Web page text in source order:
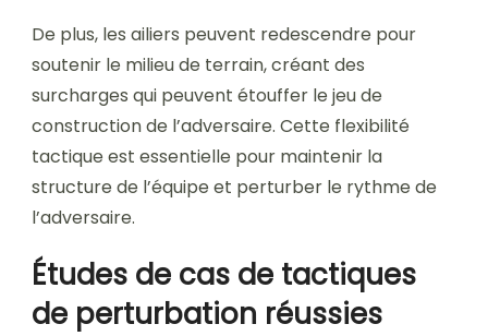
De plus, les ailiers peuvent redescendre pour
soutenir le milieu de terrain, créant des
surcharges qui peuvent étouffer le jeu de
construction de l’adversaire. Cette flexibilité
tactique est essentielle pour maintenir la
structure de l’équipe et perturber le rythme de
l’adversaire.
Études de cas de tactiques
de perturbation réussies